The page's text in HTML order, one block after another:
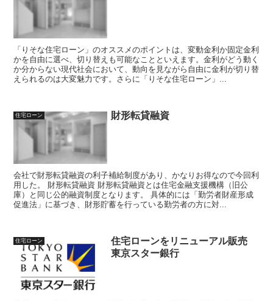
「りそな住宅ローン」のオススメのポイントは、変動金利か固定金利
かを自由に選べ、切り替えも可能なことといえます。金利がどう動く
か分からない現代社会において、動向を見ながら自由に金利が切り替
えられるのは大変魅力です。さらに「りそな住宅ローン」...
住宅ローン 財形転貸融資
会社で財形転貸融資の利子補給制度があり、かなりお得なので今回利
用した。 財形転貸融資 財形転貸融資とは住宅金融支援機構（旧公
庫）と同じ公的融資制度となります。 具体的には「勤労者財産形成
促進法」に基づき、財形貯蓄を行っている勤労者の方に対...
住宅ローン
住宅ローンをリニューアル販売
東京スター銀行